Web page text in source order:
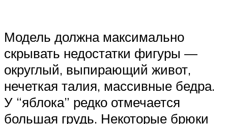
Модель должна максимально
скрывать недостатки фигуры —
округлый, выпирающий живот,
нечеткая талия, массивные бедра.
У “яблока” редко отмечается
большая грудь. Некоторые брюки